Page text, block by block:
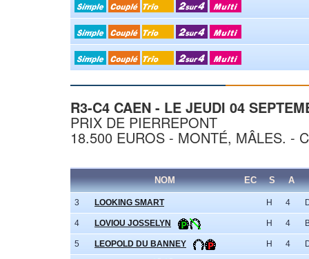
R3-C4 CAEN - LE JEUDI 04
PRIX DE PIERREPONT
18.500 EUROS - MONTÉ, MÂLES. -
NOM EC S A
3 LOOKING SMART H 4
4 LOVIOU JOSSELYN H 4
5 LEOPOLD DU BANNEY H 4